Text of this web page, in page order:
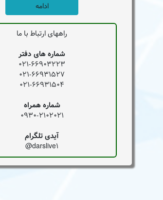
ادامه
راههای ارتباط با ما
شماره های دفتر
021-66903223
021-66931527
021-66931504
شماره همراه
0930-2102021
آیدی تلگرام
darslive1@